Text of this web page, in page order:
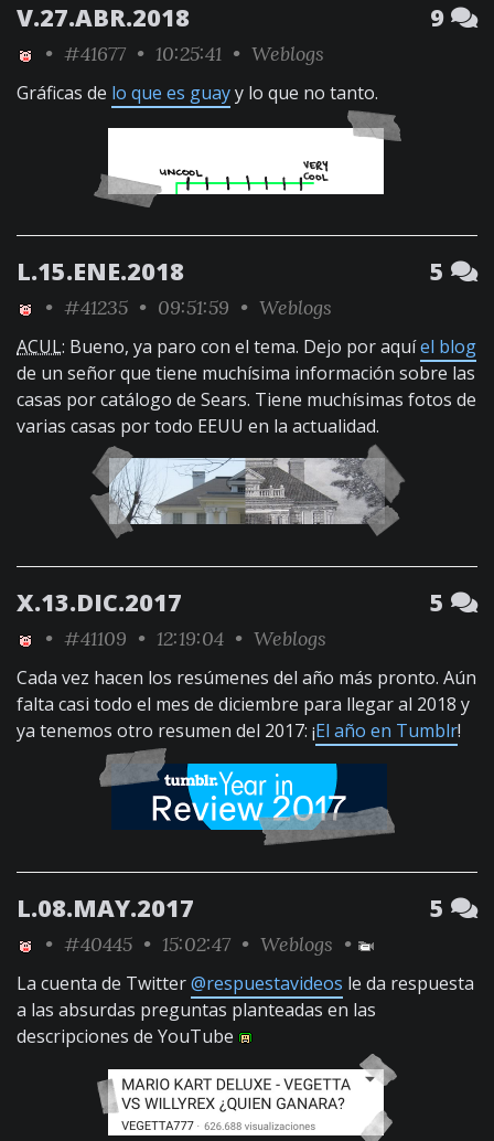
V.27.ABR.2018 9
• #41677 • 10:25:41 • Weblogs
Gráficas de lo que es guayy lo que no tanto.
L.15.ENE.2018 5
• #41235 • 09:51:59 • Weblogs
ACUL: Bueno, ya paro con el tema. Dejo por aquíel blog
de un señor que tiene muchísima información sobre las
casas por catálogo de Sears. Tiene muchísimas fotos de
varias casas por todo EEUU en la actualidad.
X.13.DIC.2017 5
• #41109 • 12:19:04 • Weblogs
Cada vez hacen los resúmenes del año más pronto. Aún
falta casi todo el mes de diciembre para llegar al 2018 y
ya tenemos otro resumen del 2017: ¡El año en Tumblr!
L.08.MAY.2017 5
• #40445 • 15:02:47 • Weblogs •
La cuenta de Twitter@respuestavideos le da respuesta
a las absurdas preguntas planteadas en las
descripciones de YouTube